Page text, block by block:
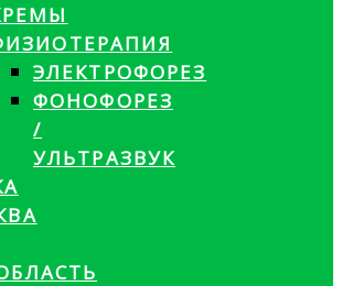
ЭЛЕКТРОФОРЕЗ
ФОНОФОРЕЗ
/
УЛЬТРАЗВУК